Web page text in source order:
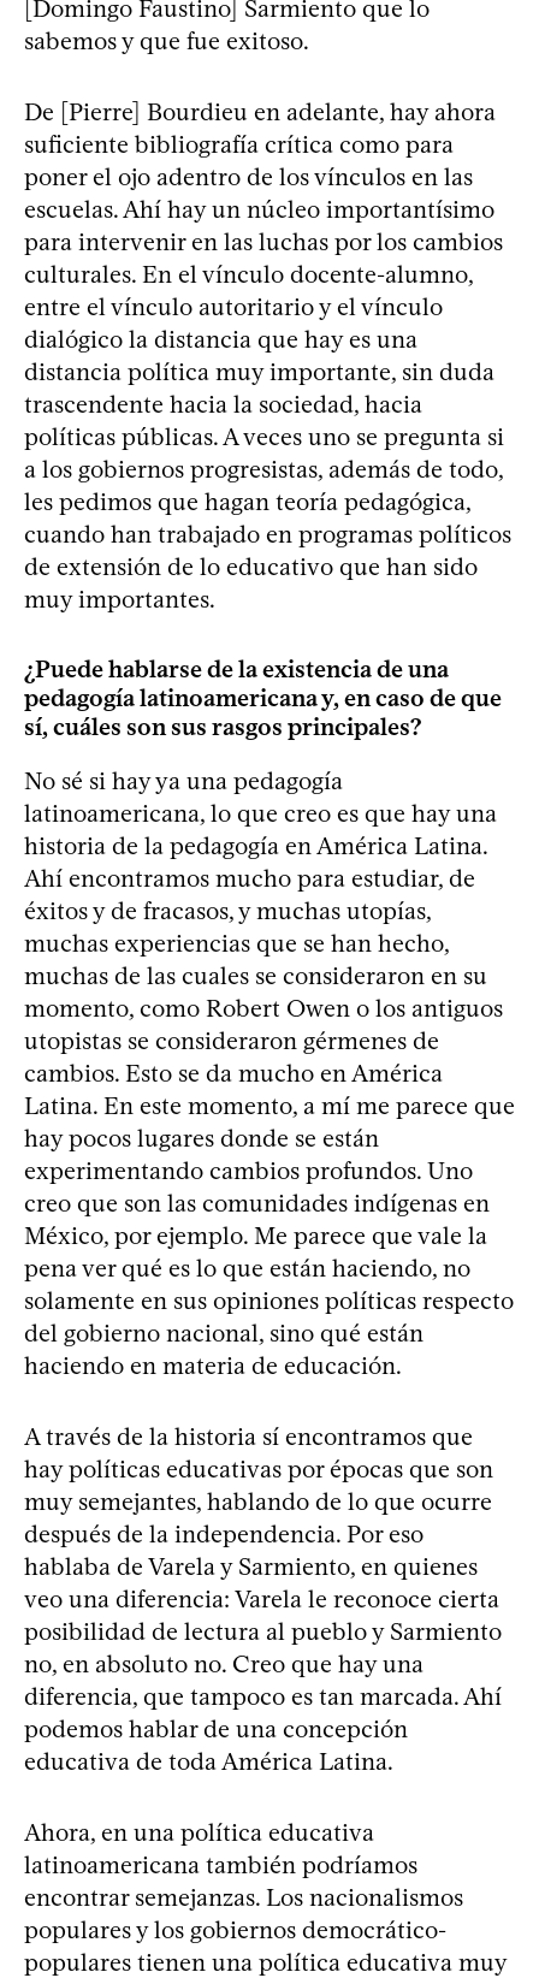
[Domingo Faustino] Sarmiento que lo
sabemos y que fue exitoso.
De [Pierre] Bourdieu en adelante, hay ahora
suficiente bibliografía crítica como para
poner el ojo adentro de los vínculos en las
escuelas. Ahí hay un núcleo importantísimo
para intervenir en las luchas por los cambios
culturales. En el vínculo docente-alumno,
entre el vínculo autoritario y el vínculo
dialógico la distancia que hay es una
distancia política muy importante, sin duda
trascendente hacia la sociedad, hacia
políticas públicas. A veces uno se pregunta si
a los gobiernos progresistas, además de todo,
les pedimos que hagan teoría pedagógica,
cuando han trabajado en programas políticos
de extensión de lo educativo que han sido
muy importantes.
¿Puede hablarse de la existencia de una
pedagogía latinoamericana y, en caso de que
sí, cuáles son sus rasgos principales?
No sé si hay ya una pedagogía
latinoamericana, lo que creo es que hay una
historia de la pedagogía en América Latina.
Ahí encontramos mucho para estudiar, de
éxitos y de fracasos, y muchas utopías,
muchas experiencias que se han hecho,
muchas de las cuales se consideraron en su
momento, como Robert Owen o los antiguos
utopistas se consideraron gérmenes de
cambios. Esto se da mucho en América
Latina. En este momento, a mí me parece que
hay pocos lugares donde se están
experimentando cambios profundos. Uno
creo que son las comunidades indígenas en
México, por ejemplo. Me parece que vale la
pena ver qué es lo que están haciendo, no
solamente en sus opiniones políticas respecto
del gobierno nacional, sino qué están
haciendo en materia de educación.
A través de la historia sí encontramos que
hay políticas educativas por épocas que son
muy semejantes, hablando de lo que ocurre
después de la independencia. Por eso
hablaba de Varela y Sarmiento, en quienes
veo una diferencia: Varela le reconoce cierta
posibilidad de lectura al pueblo y Sarmiento
no, en absoluto no. Creo que hay una
diferencia, que tampoco es tan marcada. Ahí
podemos hablar de una concepción
educativa de toda América Latina.
Ahora, en una política educativa
latinoamericana también podríamos
encontrar semejanzas. Los nacionalismos
populares y los gobiernos democrático-
populares tienen una política educativa muy